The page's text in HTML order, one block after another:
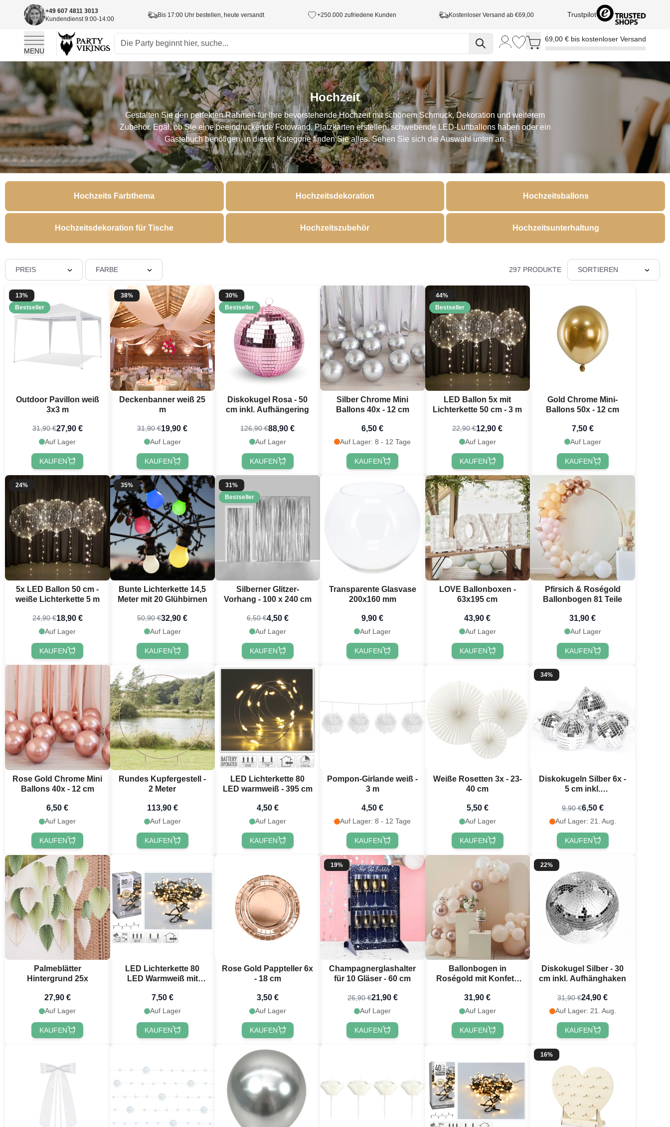
+49 607 4811 3013
Kundendienst 9:00-14:00
Bis 17:00 Uhr bestellen, heute versandt +250.000 zufriedene Kunden Kostenloser Versand ab €69,00 Trustpilot
MENU
Toggle minicart, Cart is empty
69,00 € bis kostenloser Versand
Skip to Content
Hochzeit
Gestalten Sie den perfekten Rahmen für Ihre bevorstehende Hochzeit mit schönem Schmuck, Dekoration und weiterem
Zubehör. Egal, ob Sie eine beeindruckende Fotowand, Platzkarten erstellen, schwebende LED-Luftballons haben oder ein
Gästebuch benötigen, in dieser Kategorie finden Sie alles. Sehen Sie sich die Auswahl unten an.
Hochzeits Farbthema Hochzeitsdekoration Hochzeitsballons
Hochzeitsdekoration für Tische Hochzeitszubehör Hochzeitsunterhaltung
PREIS FARBE 297 PRODUKTE SORTIEREN
13%
Bestseller
Outdoor Pavillon weiß
3x3 m
31,90 €27,90 €
Auf Lager
KAUFEN
38%
Deckenbanner weiß 25
m
31,90 €19,90 €
Auf Lager
KAUFEN
30%
Bestseller
Diskokugel Rosa - 50
cm inkl. Aufhängering
126,90 €88,90 €
Auf Lager
KAUFEN
Silber Chrome Mini
Ballons 40x - 12 cm
6,50 €
Auf Lager: 8 - 12 Tage
KAUFEN
44%
Bestseller
LED Ballon 5x mit
Lichterkette 50 cm - 3 m
22,90 €12,90 €
Auf Lager
KAUFEN
Gold Chrome Mini-
Ballons 50x - 12 cm
7,50 €
Auf Lager
KAUFEN
24%
5x LED Ballon 50 cm -
weiße Lichterkette 5 m
24,90 €18,90 €
Auf Lager
KAUFEN
35%
Bunte Lichterkette 14,5
Meter mit 20 Glühbirnen
50,90 €32,90 €
Auf Lager
KAUFEN
31%
Bestseller
Silberner Glitzer-
Vorhang - 100 x 240 cm
6,50 €4,50 €
Auf Lager
KAUFEN
Transparente Glasvase
200x160 mm
9,90 €
Auf Lager
KAUFEN
LOVE Ballonboxen -
63x195 cm
43,90 €
Auf Lager
KAUFEN
Pfirsich & Roségold
Ballonbogen 81 Teile
31,90 €
Auf Lager
KAUFEN
Rose Gold Chrome Mini
Ballons 40x - 12 cm
6,50 €
Auf Lager
KAUFEN
Rundes Kupfergestell -
2 Meter
113,90 €
Auf Lager
KAUFEN
LED Lichterkette 80
LED warmweiß - 395 cm
4,50 €
Auf Lager
KAUFEN
Pompon-Girlande weiß -
3 m
4,50 €
Auf Lager: 8 - 12 Tage
KAUFEN
Weiße Rosetten 3x - 23-
40 cm
5,50 €
Auf Lager
KAUFEN
34%
Diskokugeln Silber 6x -
5 cm inkl.
9,90 €6,50 €
Auf Lager: 21. Aug.
KAUFEN
Palmeblätter
Hintergrund 25x
27,90 €
Auf Lager
KAUFEN
LED Lichterkette 80
LED Warmweiß mit
7,50 €
Auf Lager
KAUFEN
Rose Gold Pappteller 6x
- 18 cm
3,50 €
Auf Lager
KAUFEN
19%
Champagnerglashalter
für 10 Gläser - 60 cm
26,90 €21,90 €
Auf Lager
KAUFEN
Ballonbogen in
Roségold mit Konfetti
31,90 €
Auf Lager
KAUFEN
22%
Diskokugel Silber - 30
cm inkl. Aufhänghaken
31,90 €24,90 €
Auf Lager: 21. Aug.
KAUFEN
16%
Möchtest du 10 % Rabatt
erhalten? 🎁
Erhalte 10 % Rabattauf deine nächste
Bestellung, indem du dich für unseren
festlichen Newsletter anmeldest 🎉